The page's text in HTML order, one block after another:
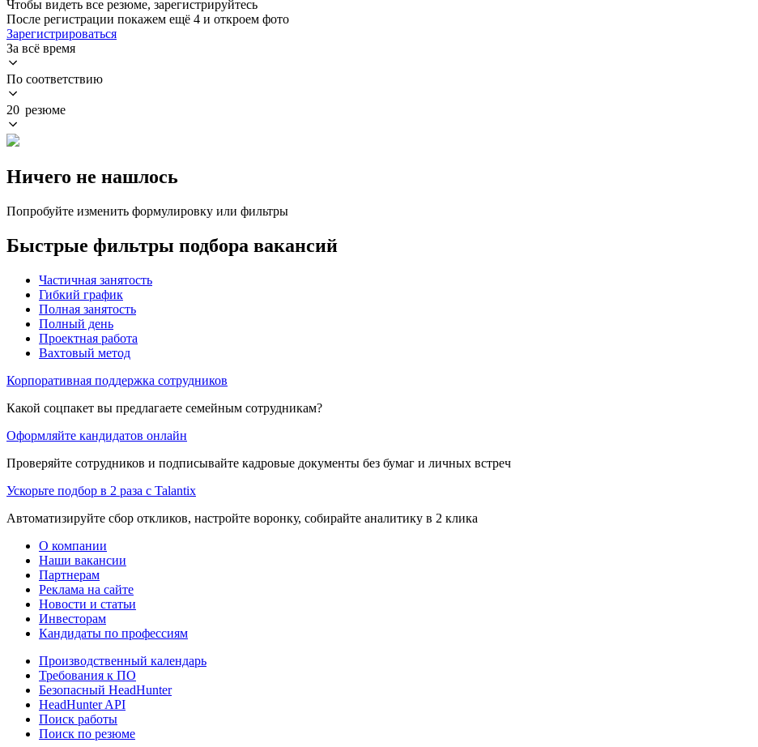
Чтобы видеть все резюме, зарегистрируйтесь
После регистрации покажем ещё 4 и откроем фото
Зарегистрироваться
За всё время
По соответствию
20 резюме
Ничего не нашлось
Попробуйте изменить формулировку или фильтры
Быстрые фильтры подбора вакансий
Частичная занятость
Гибкий график
Полная занятость
Полный день
Проектная работа
Вахтовый метод
Корпоративная поддержка сотрудников
Какой соцпакет вы предлагаете семейным сотрудникам?
Оформляйте кандидатов онлайн
Проверяйте сотрудников и подписывайте кадровые документы без бумаг и личных встреч
Ускорьте подбор в 2 раза с Talantix
Автоматизируйте сбор откликов, настройте воронку, собирайте аналитику в 2 клика
О компании
Наши вакансии
Партнерам
Реклама на сайте
Новости и статьи
Инвесторам
Кандидаты по профессиям
Производственный календарь
Требования к ПО
Безопасный HeadHunter
HeadHunter API
Поиск работы
Поиск по резюме